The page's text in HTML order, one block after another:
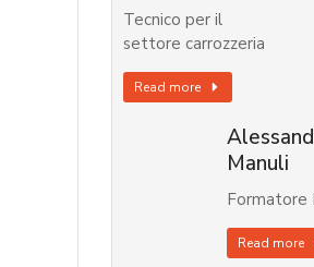
Tecnico per il
settore carrozzeria
Read more
Manuli
Formatore
Read more